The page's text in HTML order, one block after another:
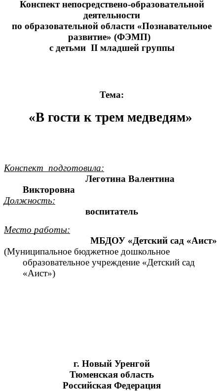
Конспект непосредствено-образовательной
деятельности
по образовательной области «Познавательное
развитие» (ФЭМП)
с детьми II младшей группы
Тема:
«В гости к трем медведям»
Конспект подготовила:
Леготина Валентина
Викторовна
Должность:
воспитатель
Место работы:
МБДОУ «Детский сад «Аист»
(Муниципальное бюджетное дошкольное
образовательное учреждение «Детский сад
«Аист»)
г. Новый Уренгой
Тюменская область
Российская Федерация